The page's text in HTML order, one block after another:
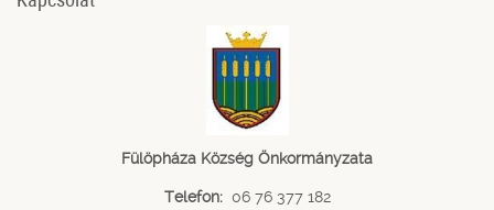
Fülöpháza Község Önkormányzata
Telefon: 06 76 377 182